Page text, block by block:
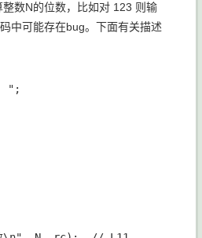
数N的位数，比如对 123 则输
中可能存在bug。下面有关描述
: ";